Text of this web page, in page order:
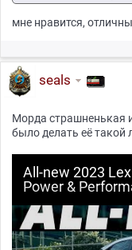
мне нравится,
seals
Морда страшненькая
было делать её такой
All-new 2023
Power &